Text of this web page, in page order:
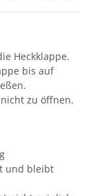
Heckklappe.
bis auf
zu öffnen.
und bleibt